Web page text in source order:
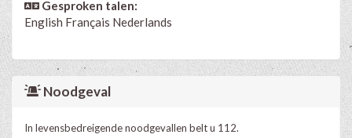
Gesproken talen:
English Français Nederlands
Noodgeval
In levensbedreigende noodgevallen belt u 112.